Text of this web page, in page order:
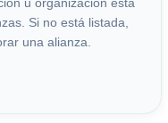
u organización está
Si no está listada,
una alianza.